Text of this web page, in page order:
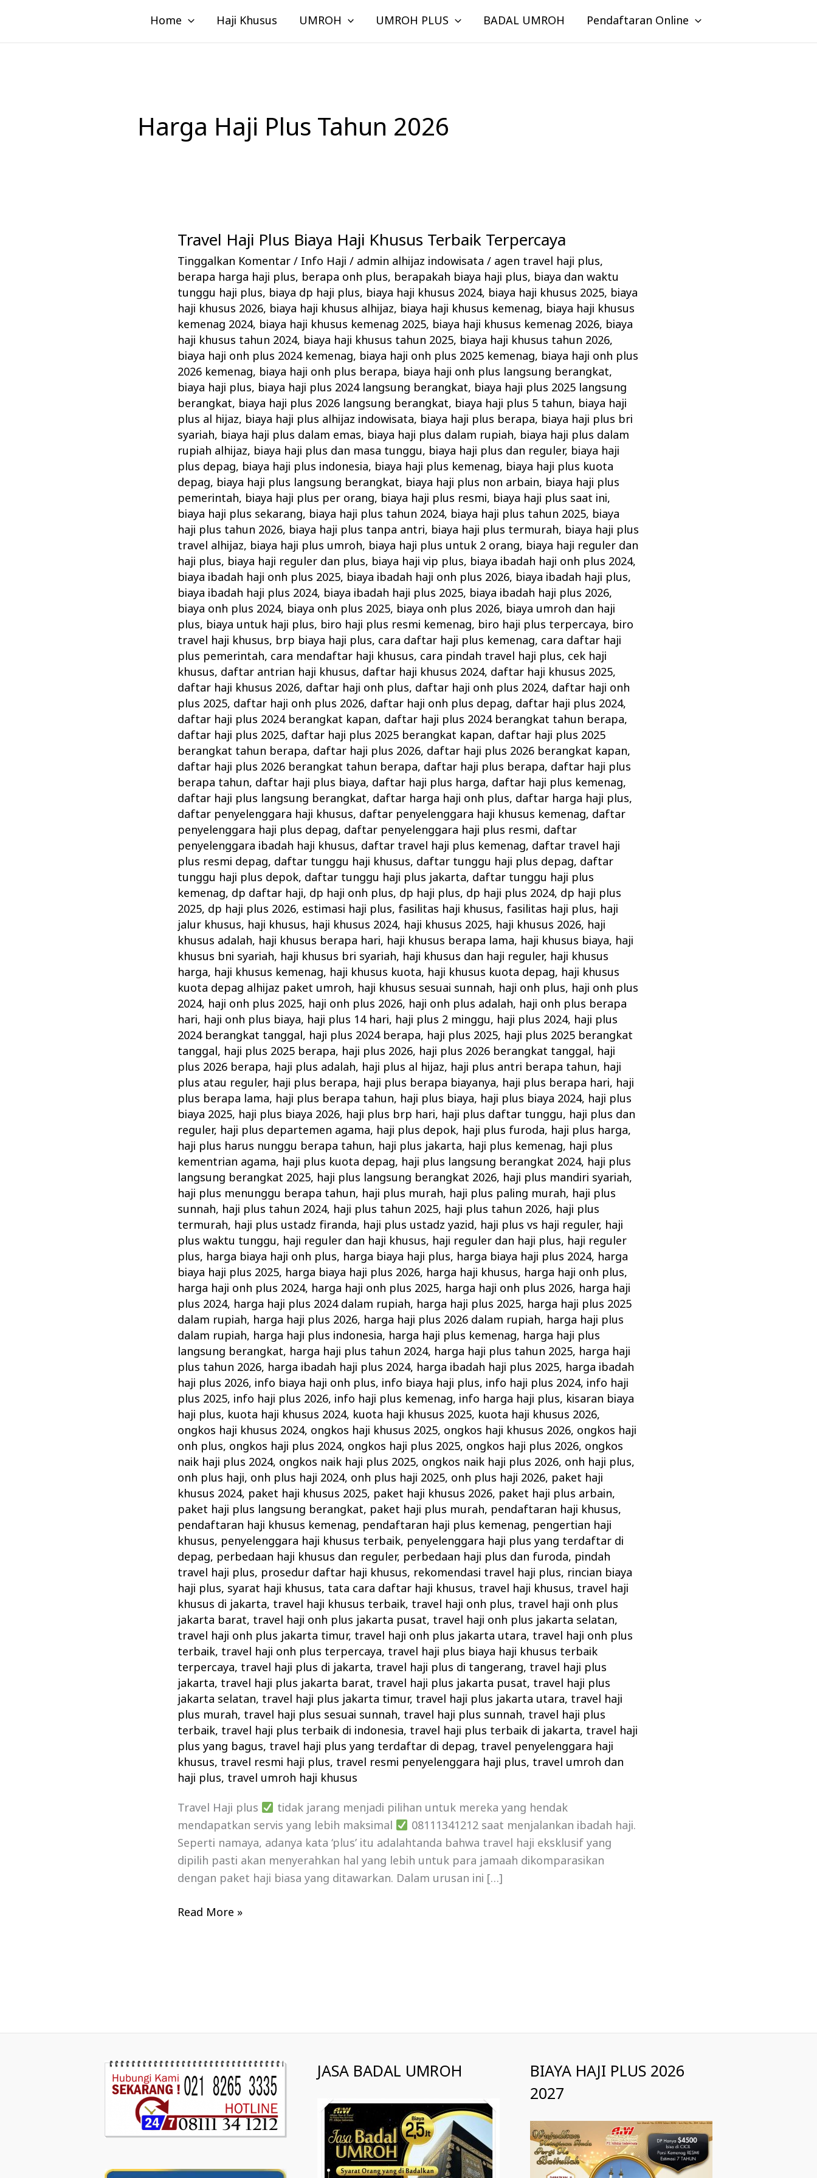
konten
Home Haji Khusus UMROH UMROH PLUS BADAL UMROH Pendaftaran Online
Harga Haji Plus Tahun 2026
Travel Haji Plus Biaya Haji Khusus Terbaik Terpercaya
Tinggalkan Komentar / Info Haji / admin alhijaz indowisata/ agen travel haji plus,
berapa harga haji plus, berapa onh plus, berapakah biaya haji plus, biaya dan waktu
tunggu haji plus, biaya dp haji plus, biaya haji khusus 2024, biaya haji khusus 2025, biaya
haji khusus 2026, biaya haji khusus alhijaz, biaya haji khusus kemenag, biaya haji khusus
kemenag 2024, biaya haji khusus kemenag 2025, biaya haji khusus kemenag 2026, biaya
haji khusus tahun 2024, biaya haji khusus tahun 2025, biaya haji khusus tahun 2026,
biaya haji onh plus 2024 kemenag, biaya haji onh plus 2025 kemenag, biaya haji onh plus
2026 kemenag, biaya haji onh plus berapa, biaya haji onh plus langsung berangkat,
biaya haji plus, biaya haji plus 2024 langsung berangkat, biaya haji plus 2025 langsung
berangkat, biaya haji plus 2026 langsung berangkat, biaya haji plus 5 tahun, biaya haji
plus al hijaz, biaya haji plus alhijaz indowisata, biaya haji plus berapa, biaya haji plus bri
syariah, biaya haji plus dalam emas, biaya haji plus dalam rupiah, biaya haji plus dalam
rupiah alhijaz, biaya haji plus dan masa tunggu, biaya haji plus dan reguler, biaya haji
plus depag, biaya haji plus indonesia, biaya haji plus kemenag, biaya haji plus kuota
depag, biaya haji plus langsung berangkat, biaya haji plus non arbain, biaya haji plus
pemerintah, biaya haji plus per orang, biaya haji plus resmi, biaya haji plus saat ini,
biaya haji plus sekarang, biaya haji plus tahun 2024, biaya haji plus tahun 2025, biaya
haji plus tahun 2026, biaya haji plus tanpa antri, biaya haji plus termurah, biaya haji plus
travel alhijaz, biaya haji plus umroh, biaya haji plus untuk 2 orang, biaya haji reguler dan
haji plus, biaya haji reguler dan plus, biaya haji vip plus, biaya ibadah haji onh plus 2024,
biaya ibadah haji onh plus 2025, biaya ibadah haji onh plus 2026, biaya ibadah haji plus,
biaya ibadah haji plus 2024, biaya ibadah haji plus 2025, biaya ibadah haji plus 2026,
biaya onh plus 2024, biaya onh plus 2025, biaya onh plus 2026, biaya umroh dan haji
plus, biaya untuk haji plus, biro haji plus resmi kemenag, biro haji plus terpercaya, biro
travel haji khusus, brp biaya haji plus, cara daftar haji plus kemenag, cara daftar haji
plus pemerintah, cara mendaftar haji khusus, cara pindah travel haji plus, cek haji
khusus, daftar antrian haji khusus, daftar haji khusus 2024, daftar haji khusus 2025,
daftar haji khusus 2026, daftar haji onh plus, daftar haji onh plus 2024, daftar haji onh
plus 2025, daftar haji onh plus 2026, daftar haji onh plus depag, daftar haji plus 2024,
daftar haji plus 2024 berangkat kapan, daftar haji plus 2024 berangkat tahun berapa,
daftar haji plus 2025, daftar haji plus 2025 berangkat kapan, daftar haji plus 2025
berangkat tahun berapa, daftar haji plus 2026, daftar haji plus 2026 berangkat kapan,
daftar haji plus 2026 berangkat tahun berapa, daftar haji plus berapa, daftar haji plus
berapa tahun, daftar haji plus biaya, daftar haji plus harga, daftar haji plus kemenag,
daftar haji plus langsung berangkat, daftar harga haji onh plus, daftar harga haji plus,
daftar penyelenggara haji khusus, daftar penyelenggara haji khusus kemenag, daftar
penyelenggara haji plus depag, daftar penyelenggara haji plus resmi, daftar
penyelenggara ibadah haji khusus, daftar travel haji plus kemenag, daftar travel haji
plus resmi depag, daftar tunggu haji khusus, daftar tunggu haji plus depag, daftar
tunggu haji plus depok, daftar tunggu haji plus jakarta, daftar tunggu haji plus
kemenag, dp daftar haji, dp haji onh plus, dp haji plus, dp haji plus 2024, dp haji plus
2025, dp haji plus 2026, estimasi haji plus, fasilitas haji khusus, fasilitas haji plus, haji
jalur khusus, haji khusus, haji khusus 2024, haji khusus 2025, haji khusus 2026, haji
khusus adalah, haji khusus berapa hari, haji khusus berapa lama, haji khusus biaya, haji
khusus bni syariah, haji khusus bri syariah, haji khusus dan haji reguler, haji khusus
harga, haji khusus kemenag, haji khusus kuota, haji khusus kuota depag, haji khusus
kuota depag alhijaz paket umroh, haji khusus sesuai sunnah, haji onh plus, haji onh plus
2024, haji onh plus 2025, haji onh plus 2026, haji onh plus adalah, haji onh plus berapa
hari, haji onh plus biaya, haji plus 14 hari, haji plus 2 minggu, haji plus 2024, haji plus
2024 berangkat tanggal, haji plus 2024 berapa, haji plus 2025, haji plus 2025 berangkat
tanggal, haji plus 2025 berapa, haji plus 2026, haji plus 2026 berangkat tanggal, haji
plus 2026 berapa, haji plus adalah, haji plus al hijaz, haji plus antri berapa tahun, haji
plus atau reguler, haji plus berapa, haji plus berapa biayanya, haji plus berapa hari, haji
plus berapa lama, haji plus berapa tahun, haji plus biaya, haji plus biaya 2024, haji plus
biaya 2025, haji plus biaya 2026, haji plus brp hari, haji plus daftar tunggu, haji plus dan
reguler, haji plus departemen agama, haji plus depok, haji plus furoda, haji plus harga,
haji plus harus nunggu berapa tahun, haji plus jakarta, haji plus kemenag, haji plus
kementrian agama, haji plus kuota depag, haji plus langsung berangkat 2024, haji plus
langsung berangkat 2025, haji plus langsung berangkat 2026, haji plus mandiri syariah,
haji plus menunggu berapa tahun, haji plus murah, haji plus paling murah, haji plus
sunnah, haji plus tahun 2024, haji plus tahun 2025, haji plus tahun 2026, haji plus
termurah, haji plus ustadz firanda, haji plus ustadz yazid, haji plus vs haji reguler, haji
plus waktu tunggu, haji reguler dan haji khusus, haji reguler dan haji plus, haji reguler
plus, harga biaya haji onh plus, harga biaya haji plus, harga biaya haji plus 2024, harga
biaya haji plus 2025, harga biaya haji plus 2026, harga haji khusus, harga haji onh plus,
harga haji onh plus 2024, harga haji onh plus 2025, harga haji onh plus 2026, harga haji
plus 2024, harga haji plus 2024 dalam rupiah, harga haji plus 2025, harga haji plus 2025
dalam rupiah, harga haji plus 2026, harga haji plus 2026 dalam rupiah, harga haji plus
dalam rupiah, harga haji plus indonesia, harga haji plus kemenag, harga haji plus
langsung berangkat, harga haji plus tahun 2024, harga haji plus tahun 2025, harga haji
plus tahun 2026, harga ibadah haji plus 2024, harga ibadah haji plus 2025, harga ibadah
haji plus 2026, info biaya haji onh plus, info biaya haji plus, info haji plus 2024, info haji
plus 2025, info haji plus 2026, info haji plus kemenag, info harga haji plus, kisaran biaya
haji plus, kuota haji khusus 2024, kuota haji khusus 2025, kuota haji khusus 2026,
ongkos haji khusus 2024, ongkos haji khusus 2025, ongkos haji khusus 2026, ongkos haji
onh plus, ongkos haji plus 2024, ongkos haji plus 2025, ongkos haji plus 2026, ongkos
naik haji plus 2024, ongkos naik haji plus 2025, ongkos naik haji plus 2026, onh haji plus,
onh plus haji, onh plus haji 2024, onh plus haji 2025, onh plus haji 2026, paket haji
khusus 2024, paket haji khusus 2025, paket haji khusus 2026, paket haji plus arbain,
paket haji plus langsung berangkat, paket haji plus murah, pendaftaran haji khusus,
pendaftaran haji khusus kemenag, pendaftaran haji plus kemenag, pengertian haji
khusus, penyelenggara haji khusus terbaik, penyelenggara haji plus yang terdaftar di
depag, perbedaan haji khusus dan reguler, perbedaan haji plus dan furoda, pindah
travel haji plus, prosedur daftar haji khusus, rekomendasi travel haji plus, rincian biaya
haji plus, syarat haji khusus, tata cara daftar haji khusus, travel haji khusus, travel haji
khusus di jakarta, travel haji khusus terbaik, travel haji onh plus, travel haji onh plus
jakarta barat, travel haji onh plus jakarta pusat, travel haji onh plus jakarta selatan,
travel haji onh plus jakarta timur, travel haji onh plus jakarta utara, travel haji onh plus
terbaik, travel haji onh plus terpercaya, travel haji plus biaya haji khusus terbaik
terpercaya, travel haji plus di jakarta, travel haji plus di tangerang, travel haji plus
jakarta, travel haji plus jakarta barat, travel haji plus jakarta pusat, travel haji plus
jakarta selatan, travel haji plus jakarta timur, travel haji plus jakarta utara, travel haji
plus murah, travel haji plus sesuai sunnah, travel haji plus sunnah, travel haji plus
terbaik, travel haji plus terbaik di indonesia, travel haji plus terbaik di jakarta, travel haji
plus yang bagus, travel haji plus yang terdaftar di depag, travel penyelenggara haji
khusus, travel resmi haji plus, travel resmi penyelenggara haji plus, travel umroh dan
haji plus, travel umroh haji khusus
Travel Haji plus
tidak jarang menjadi pilihan untuk mereka yang hendak
mendapatkan servis yang lebih maksimal
08111341212 saat menjalankan ibadah haji.
Seperti namaya, adanya kata ‘plus’ itu adalahtanda bahwa travel haji eksklusif yang
dipilih pasti akan menyerahkan hal yang lebih untuk para jamaah dikomparasikan
dengan paket haji biasa yang ditawarkan. Dalam urusan ini […]
Travel
Haji
Plus
Biaya
Haji
Khusus
Terbaik
Terpercaya
Read More »
JASA BADAL UMROH
BIAYA HAJI PLUS 2026
2027